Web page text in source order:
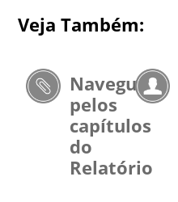
Veja Também:
Navegue
pelos
capítulos
do
Relatório